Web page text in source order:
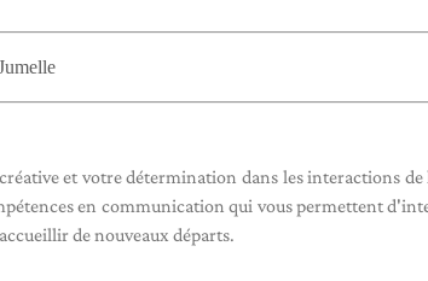
et votre détermination dans les interactions
en communication qui vous permettent
de nouveaux départs.